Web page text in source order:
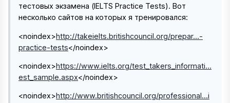
тестовых экзамена (IELTS Practice Tests). Вот
несколько сайтов на которых я тренировался:
<noindex>http://takeielts.britishcouncil.org/prepar...-
practice-tests</noindex>
<noindex>https://www.ielts.org/test_takers_informati...
est_sample.aspx</noindex>
<noindex>http://www.britishcouncil.org/professional...i